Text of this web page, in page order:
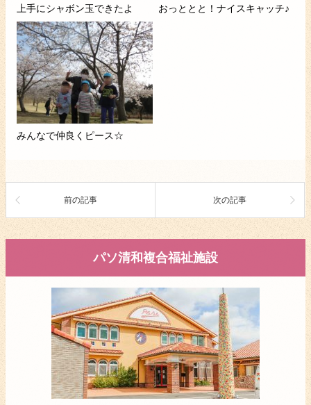
上手にシャボン玉できたよ おっととと！ナイスキャッチ♪
みんなで仲良くピース☆
前の記事 次の記事
パソ清和複合福祉施設